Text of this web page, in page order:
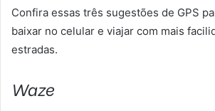
Confira essas três sugestões de GPS
baixar no celular e viajar com mais
estradas.
Waze